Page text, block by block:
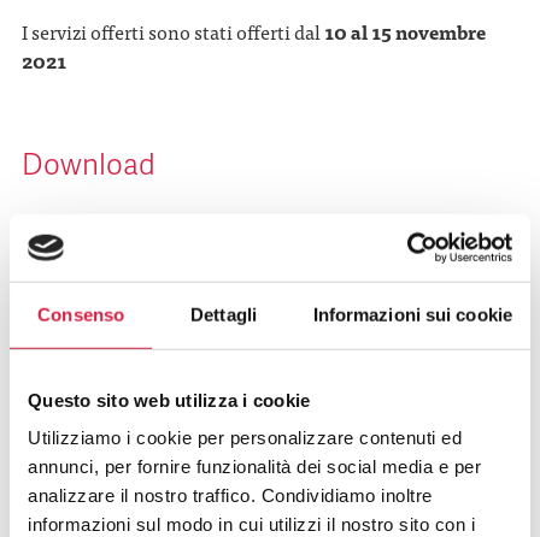
Consenso Dettagli Informazioni sui cookie
Questo sito web utilizza i cookie
Utilizziamo i cookie per personalizzare contenuti ed
annunci, per fornire funzionalità dei social media e per
analizzare il nostro traffico. Condividiamo inoltre
informazioni sul modo in cui utilizzi il nostro sito con i
I servizi offerti sono stati offerti dal10 al 15 novembre
2021
Download
Rassegna stampa
Comunicato stampa